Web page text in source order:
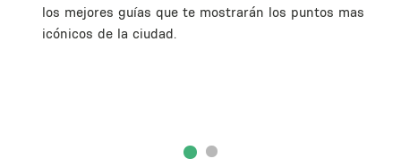
los mejores guías que te mostrarán los puntos mas
icónicos de la ciudad.